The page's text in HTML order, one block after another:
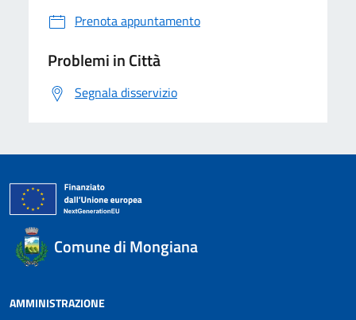
Prenota appuntamento
Problemi in Città
Segnala disservizio
Comune di Mongiana
AMMINISTRAZIONE